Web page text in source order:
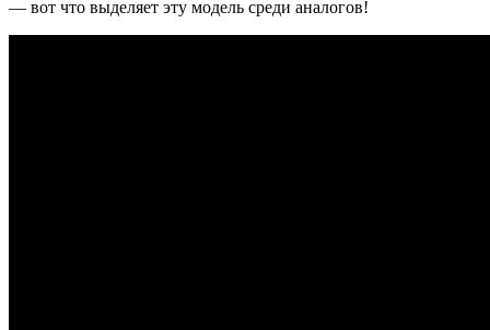
— вот что выделяет эту модель среди аналогов!